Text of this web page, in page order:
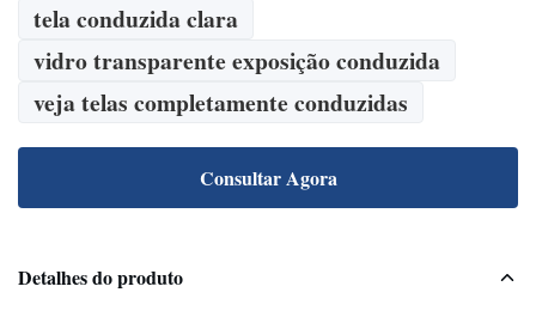
tela conduzida clara
vidro transparente exposição conduzida
veja telas completamente conduzidas
Consultar Agora
Detalhes do produto